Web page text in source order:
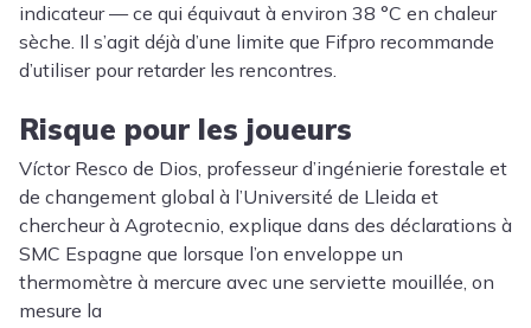
indicateur — ce qui équivaut à environ 38 °C en chaleur
sèche. Il s’agit déjà d’une limite que Fifpro recommande
d’utiliser pour retarder les rencontres.
Risque pour les joueurs
Víctor Resco de Dios, professeur d’ingénierie forestale et
de changement global à l’Université de Lleida et
chercheur à Agrotecnio, explique dans des déclarations à
SMC Espagne que lorsque l’on enveloppe un
thermomètre à mercure avec une serviette mouillée, on
mesure la